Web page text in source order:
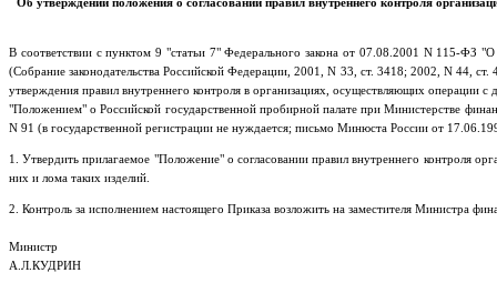
В соответствии с пунктом 9 "статьи 7" Федерального закона от 07.08.2001 N 115-ФЗ
(Собрание законодательства Российской Федерации, 2001, N 33, ст. 3418; 2002, N 44,
утверждения правил внутреннего контроля в организациях, осуществляющих
"Положением" о Российской государственной пробирной палате при Министерстве
N 91 (в государственной регистрации не нуждается; письмо Минюста России от
1. Утвердить прилагаемое "Положение" о согласовании правил внутреннего контроля
них и лома таких изделий.
2. Контроль за исполнением настоящего Приказа возложить на заместителя Министра
Министр
А.Л.КУДРИН